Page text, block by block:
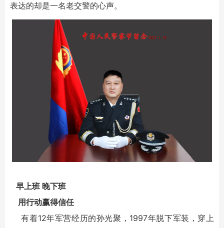
表达的却是一名老交警的心声。
早上班 晚下班
用行动赢得信任
有着12年军营经历的孙光聚，1997年脱下军装，穿上